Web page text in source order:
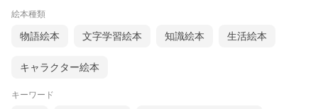
絵本種類
物語絵本 文字学習絵本 知識絵本 生活絵本
キャラクター絵本
キーワード